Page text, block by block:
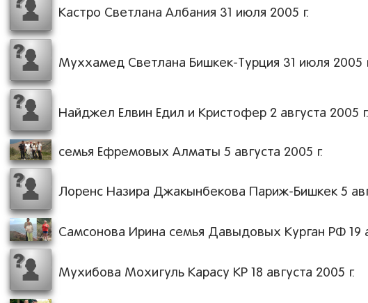
Кастро Светлана Албания 31 июля 2005 г.
Муххамед Светлана Бишкек-Турция 31 июля 2005
Найджел Елвин Едил и Кристофер 2 августа 2005 г.
семья Ефремовых Алматы 5 августа 2005 г.
Лоренс Назира Джакынбекова Париж-Бишкек 5
Самсонова Ирина семья Давыдовых Курган РФ 19
Мухибова Мохигуль Карасу КР 18 августа 2005 г.